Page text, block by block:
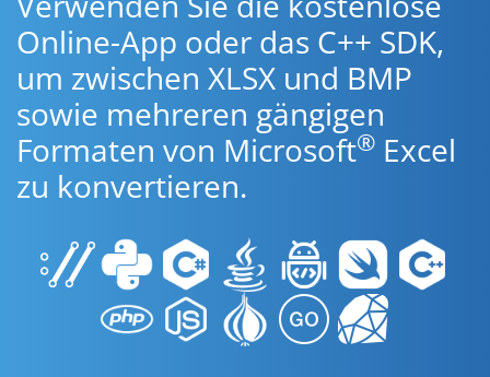
Online-App oder das C++ SDK,
um zwischen XLSX und BMP
sowie mehreren gängigen
Formaten von Microsoft® Excel
zu konvertieren.